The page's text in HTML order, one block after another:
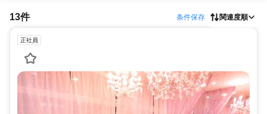
13件 条件保存 関連度順
正社員